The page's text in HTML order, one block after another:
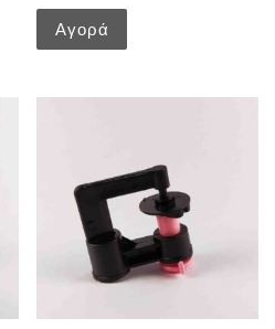
Αγορά